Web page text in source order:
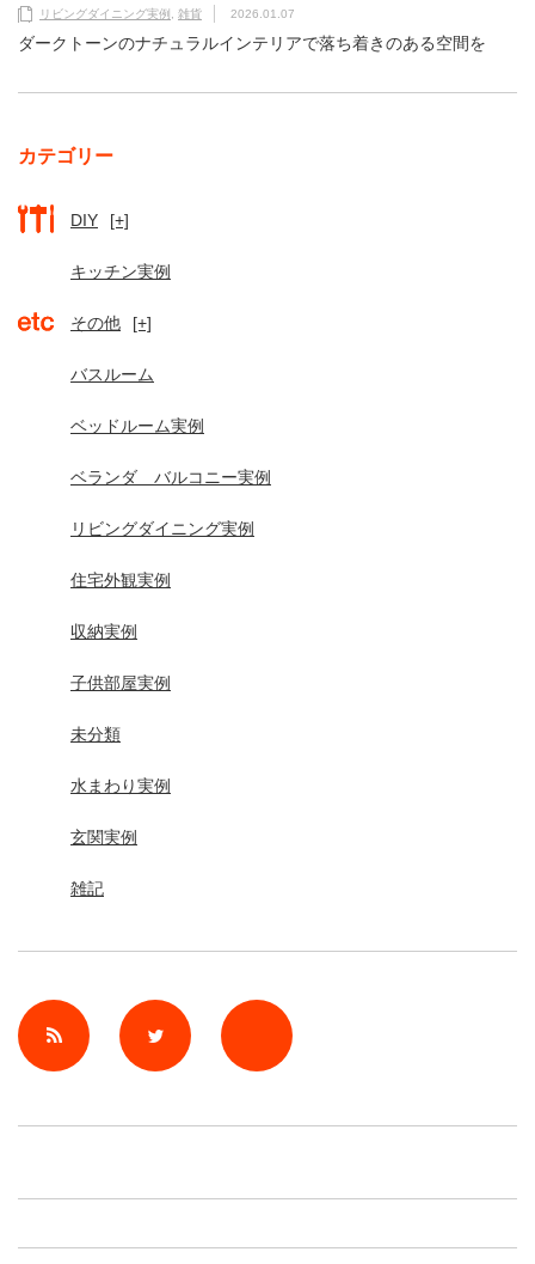
リビングダイニング実例 , 雑貨 2026.01.07
ダークトーンのナチュラルインテリアで落ち着きのある空間を
カテゴリー
DIY [+]
キッチン実例
その他 [+]
バスルーム
ベッドルーム実例
ベランダ バルコニー実例
リビングダイニング実例
住宅外観実例
収納実例
子供部屋実例
未分類
水まわり実例
玄関実例
雑記
Twitter